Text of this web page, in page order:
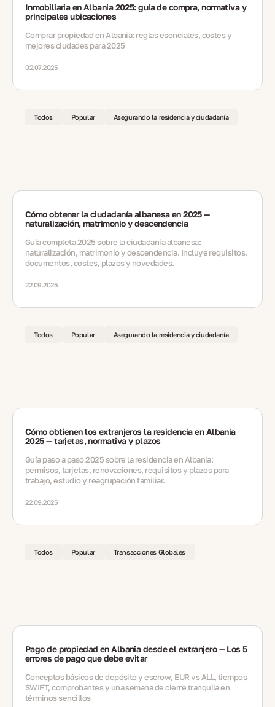
Inmobiliaria en Albania 2025: guía de compra, normativa y
principales ubicaciones
Comprar propiedad en Albania: reglas esenciales, costes y
mejores ciudades para 2025
02.07.2025
Todos Popular Asegurando la residencia y ciudadanía
Cómo obtener la ciudadanía albanesa en 2025 —
naturalización, matrimonio y descendencia
Guía completa 2025 sobre la ciudadanía albanesa:
naturalización, matrimonio y descendencia. Incluye requisitos,
documentos, costes, plazos y novedades.
22.09.2025
Todos Popular Asegurando la residencia y ciudadanía
Cómo obtienen los extranjeros la residencia en Albania
2025 — tarjetas, normativa y plazos
Guía paso a paso 2025 sobre la residencia en Albania:
permisos, tarjetas, renovaciones, requisitos y plazos para
trabajo, estudio y reagrupación familiar.
22.09.2025
Todos Popular Transacciones Globales
Pago de propiedad en Albania desde el extranjero — Los 5
errores de pago que debe evitar
Conceptos básicos de depósito y escrow, EUR vs ALL, tiempos
SWIFT, comprobantes y una semana de cierre tranquila en
términos sencillos